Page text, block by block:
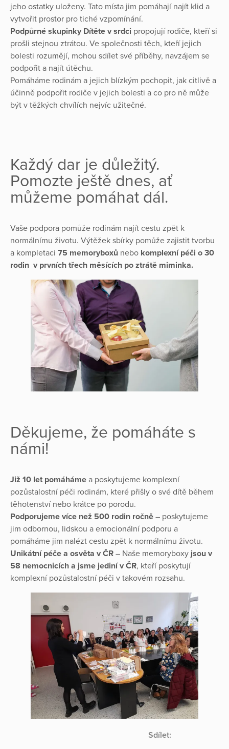
jeho ostatky uloženy. Tato místa jim pomáhají najít klid a
vytvořit prostor pro tiché vzpomínání.
Podpůrné skupinky Dítěte v srdci propojují rodiče, kteří si
prošli stejnou ztrátou. Ve společnosti těch, kteří jejich
bolesti rozumějí, mohou sdílet své příběhy, navzájem se
podpořit a najít útěchu.
Pomáháme rodinám a jejich blízkým pochopit, jak citlivě a
účinně podpořit rodiče v jejich bolesti a co pro ně může
být v těžkých chvílích nejvíc užitečné.
Každý dar je důležitý.
Pomozte ještě dnes, ať
můžeme pomáhat dál.
Vaše podpora pomůže rodinám najít cestu zpět k
normálnímu životu. Výtěžek sbírky pomůže zajistit tvorbu
a kompletaci 75 memoryboxů nebo komplexní péči o 30
rodin v prvních třech měsících po ztrátě miminka.
Děkujeme, že pomáháte s
námi!
Již 10 let pomáháme a poskytujeme komplexní
pozůstalostní péči rodinám, které přišly o své dítě během
těhotenství nebo krátce po porodu.
Podporujeme více než 500 rodin ročně – poskytujeme
jim odbornou, lidskou a emocionální podporu a
pomáháme jim nalézt cestu zpět k normálnímu životu.
Unikátní péče a osvěta v ČR – Naše memoryboxy jsou v
58 nemocnicích a jsme jediní v ČR, kteří poskytují
komplexní pozůstalostní péči v takovém rozsahu.
Sdílet: